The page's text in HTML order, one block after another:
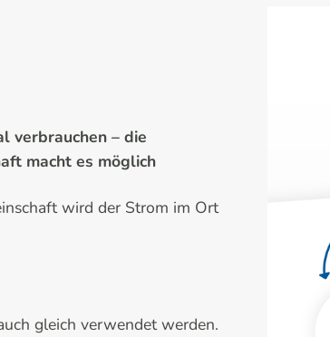
verbrauchen – die
macht es möglich
wird der Strom im Ort
gleich verwendet werden.